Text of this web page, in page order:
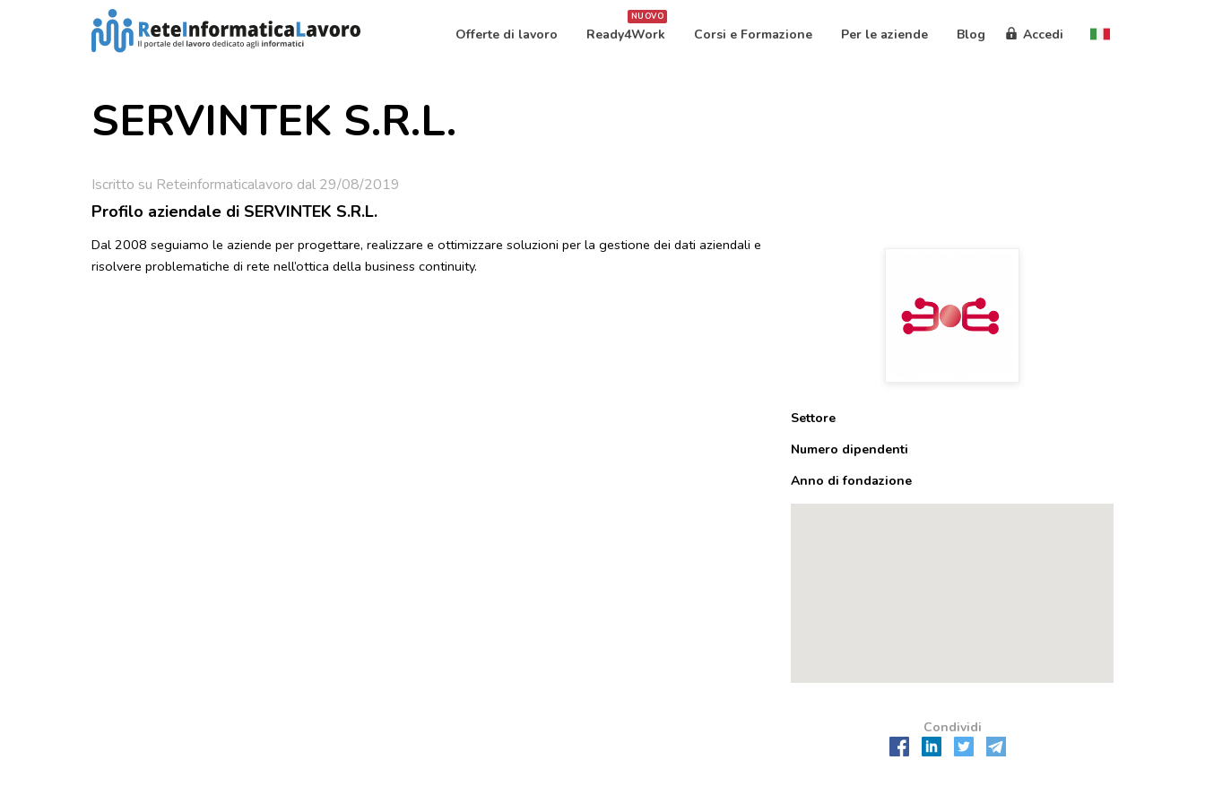
Offerte di lavoro
NUOVO
Ready4Work Corsi e Formazione Per le aziende Blog Accedi
SERVINTEK S.R.L.
Iscritto su Reteinformaticalavoro dal 29/08/2019
Profilo aziendale di SERVINTEK S.R.L.
Dal 2008 seguiamo le aziende per progettare, realizzare e ottimizzare soluzioni per la gestione dei dati aziendali e
risolvere problematiche di rete nell’ottica della business continuity.
Settore
Numero dipendenti
Anno di fondazione
Condividi